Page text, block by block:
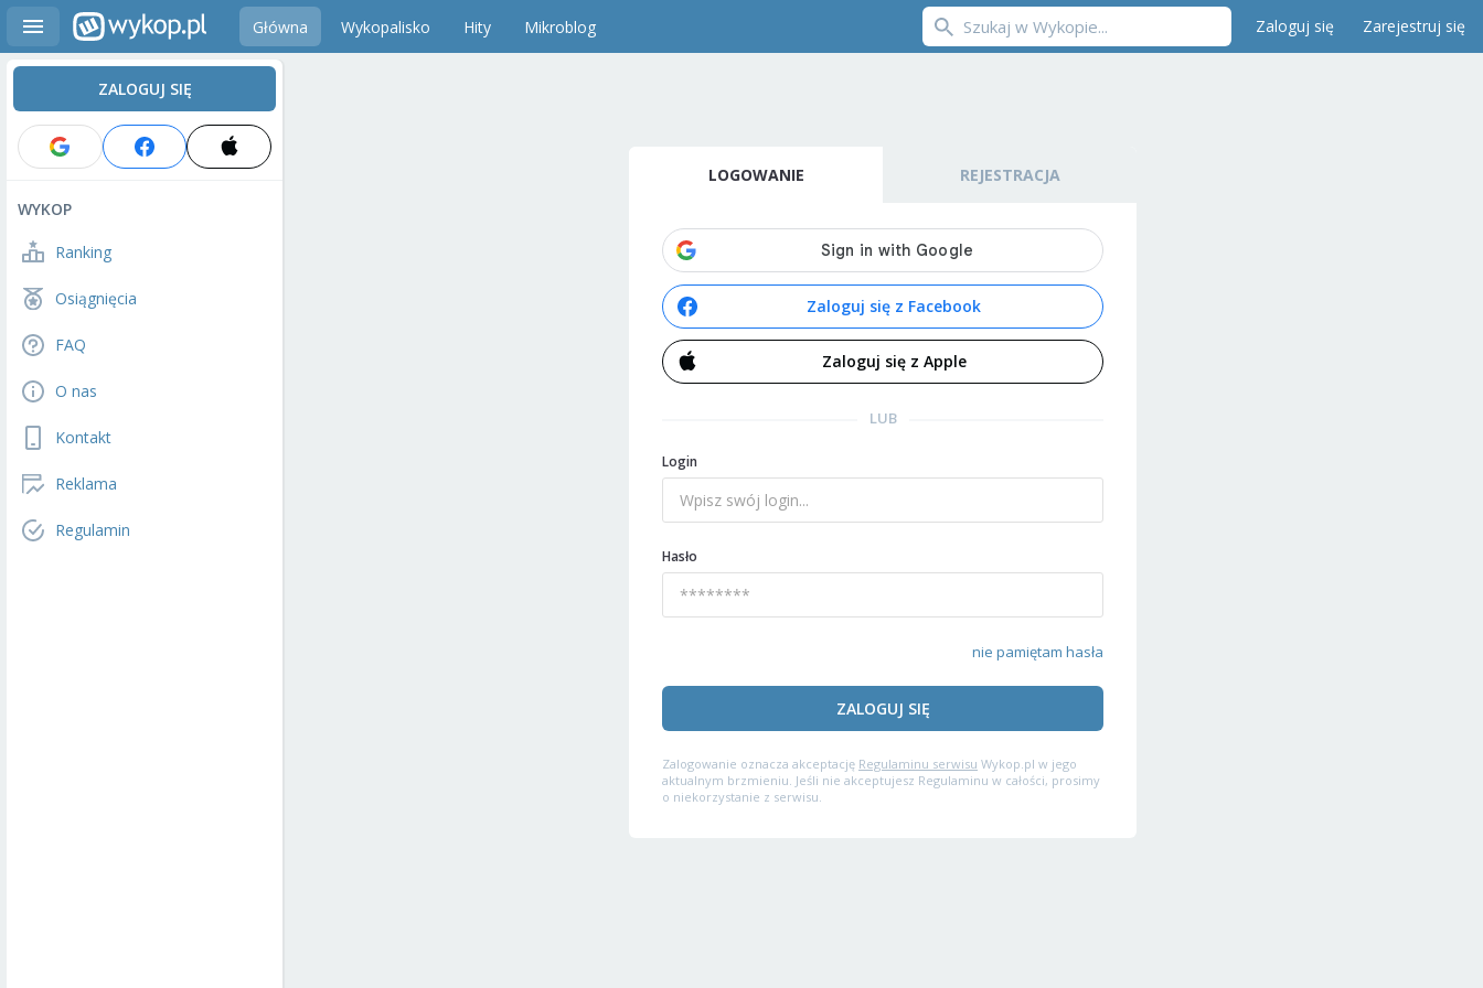
Główna Wykopalisko Hity Mikroblog Zaloguj się Zarejestruj się
ZALOGUJ SIĘ
WYKOP
Ranking
Osiągnięcia
FAQ
O nas
Kontakt
Reklama
Regulamin
LOGOWANIE REJESTRACJA
Zaloguj się z Facebook
Zaloguj się z Apple
LUB
Login
Hasło
nie pamiętam hasła
ZALOGUJ SIĘ
Zalogowanie oznacza akceptację Regulaminu serwisu Wykop.pl w jego
aktualnym brzmieniu. Jeśli nie akceptujesz Regulaminu w całości, prosimy
o niekorzystanie z serwisu.